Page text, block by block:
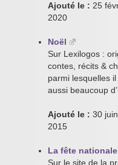
Ajouté le : 25
2020
Noël
Sur Lexilogos :
contes, récits &
parmi lesquelles
aussi beaucoup
Ajouté le : 30
2015
La fête
Sur le site de la